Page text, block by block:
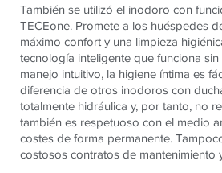
También se utilizó el inodoro con
TECEone. Promete a los huéspedes
máximo confort y una limpieza
tecnología inteligente que funciona
manejo intuitivo, la higiene íntima es
diferencia de otros inodoros con
totalmente hidráulica y, por tanto, no
también es respetuoso con el medio
costes de forma permanente.
costosos contratos de mantenimiento